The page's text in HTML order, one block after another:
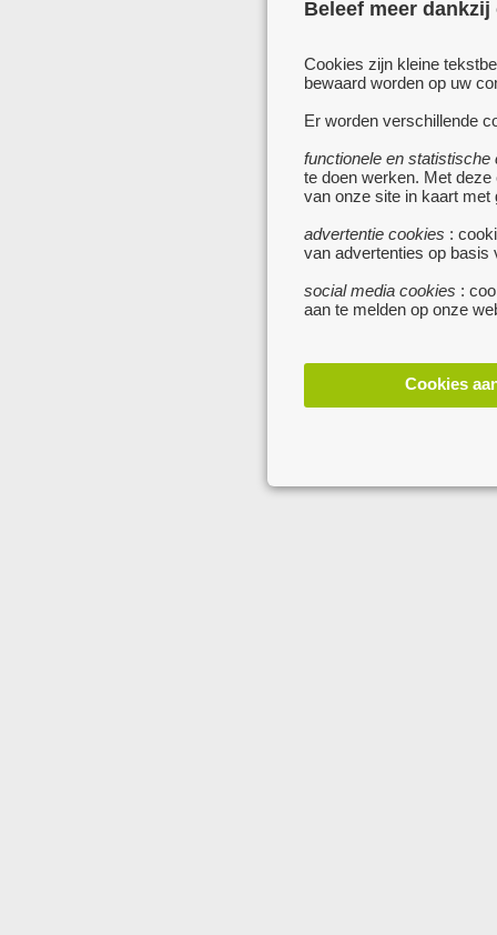
Beleef meer
Cookies zijn kleine
bewaard worden op uw
Er worden verschillende
functionele en statistische
te doen werken. Met
van onze site in kaart met
advertentie cookies :
van advertenties op basis
social media cookies :
aan te melden op onze
Cookies